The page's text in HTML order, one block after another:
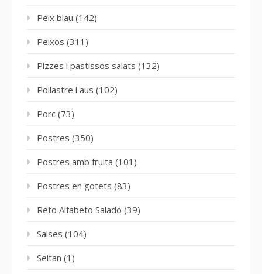
Peix blau (142)
Peixos (311)
Pizzes i pastissos salats (132)
Pollastre i aus (102)
Porc (73)
Postres (350)
Postres amb fruita (101)
Postres en gotets (83)
Reto Alfabeto Salado (39)
Salses (104)
Seitan (1)